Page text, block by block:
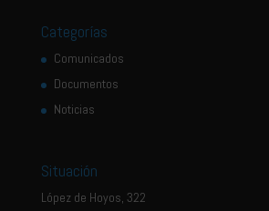
Categorías
Comunicados
Documentos
Noticias
Situación
López de Hoyos, 322